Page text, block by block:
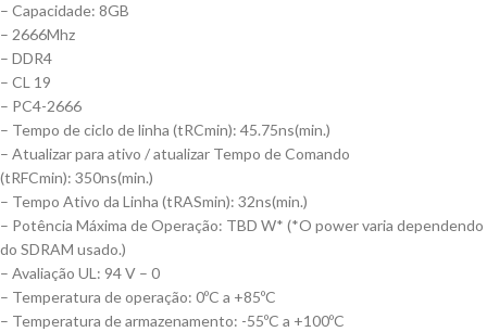
– Capacidade: 8GB
– 2666Mhz
– DDR4
– CL 19
– PC4-2666
– Tempo de ciclo de linha (tRCmin): 45.75ns(min.)
– Atualizar para ativo / atualizar Tempo de Comando
(tRFCmin): 350ns(min.)
– Tempo Ativo da Linha (tRASmin): 32ns(min.)
– Potência Máxima de Operação: TBD W* (*O power varia dependendo
do SDRAM usado.)
– Avaliação UL: 94 V – 0
– Temperatura de operação: 0ºC a +85ºC
– Temperatura de armazenamento: -55ºC a +100ºC